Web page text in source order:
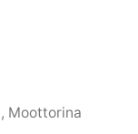
, Moottorina